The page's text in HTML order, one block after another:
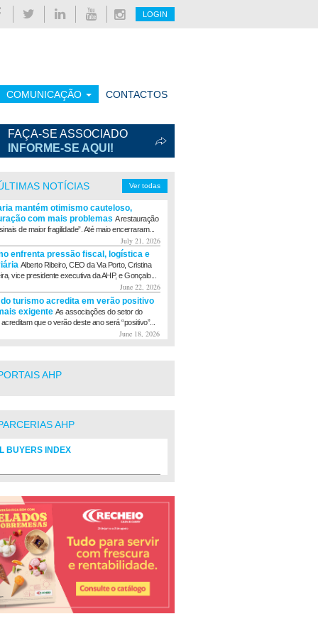
LOGIN
COMUNICAÇÃO CONTACTOS
FAÇA-SE ASSOCIADO
INFORME-SE AQUI!
Ver todas
NOTÍCIAS
mantém otimismo cauteloso,
com mais problemas A restauração
de maior fragilidade”. Até maio encerraram...
July 21, 2026
enfrenta pressão fiscal, logística e
Alberto Ribeiro, CEO da Via Porto, Cristina
vice presidente executiva da AHP, e Gonçalo...
June 22, 2026
turismo acredita em verão positivo
exigente As associações do setor do
que o verão deste ano será “positivo”...
June 18, 2026
AHP
AHP
BUYERS INDEX